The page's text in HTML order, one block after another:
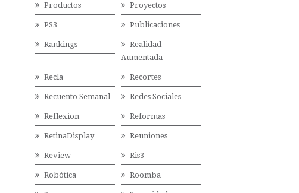
Productos Proyectos
PS3 Publicaciones
Rankings
Realidad
Aumentada
Recla Recortes
Recuento Semanal Redes Sociales
Reflexion Reformas
RetinaDisplay Reuniones
Review Ris3
Robótica Roomba